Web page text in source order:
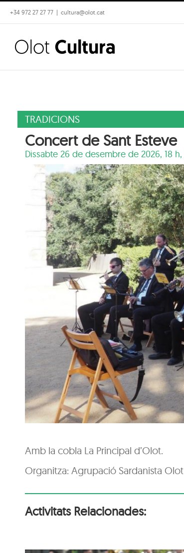
Skip
to
content
+34 972 27 27 77 | cultura@olot.cat
TRADICIONS
Concert de Sant Esteve
Dissabte 26 de desembre de 2026, 18 h,
Amb la cobla La Principal d’Olot.
Organitza: Agrupació Sardanista Olot
Activitats Relacionades: